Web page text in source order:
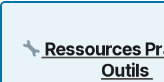
Ressources
Outils